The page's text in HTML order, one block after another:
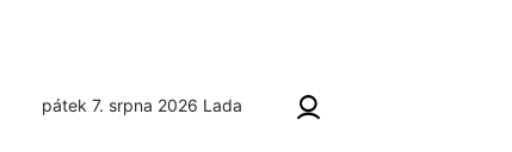
pátek 7. srpna 2026 Lada